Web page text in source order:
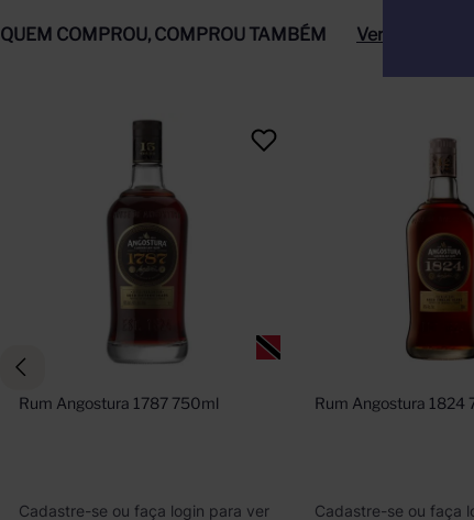
QUEM COMPROU, COMPROU TAMBÉM Ver tudo
Rum Angostura 1787 750ml
Cadastre-se ou faça login para ver
Rum Angostura 1824
Cadastre-se ou faça